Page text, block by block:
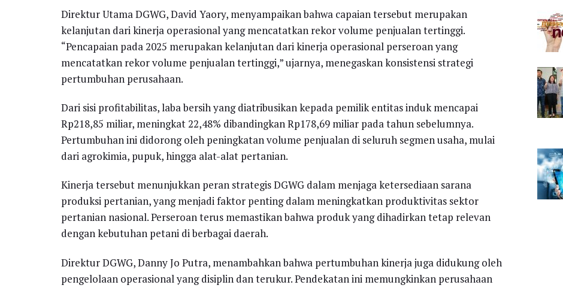
Direktur Utama DGWG, David Yaory, menyampaikan bahwa capaian tersebut merupakan
kelanjutan dari kinerja operasional yang mencatatkan rekor volume penjualan tertinggi.
“Pencapaian pada 2025 merupakan kelanjutan dari kinerja operasional perseroan yang
mencatatkan rekor volume penjualan tertinggi,” ujarnya, menegaskan konsistensi strategi
pertumbuhan perusahaan.
Dari sisi profitabilitas, laba bersih yang diatribusikan kepada pemilik entitas induk mencapai
Rp218,85 miliar, meningkat 22,48% dibandingkan Rp178,69 miliar pada tahun sebelumnya.
Pertumbuhan ini didorong oleh peningkatan volume penjualan di seluruh segmen usaha, mulai
dari agrokimia, pupuk, hingga alat-alat pertanian.
Kinerja tersebut menunjukkan peran strategis DGWG dalam menjaga ketersediaan sarana
produksi pertanian, yang menjadi faktor penting dalam meningkatkan produktivitas sektor
pertanian nasional. Perseroan terus memastikan bahwa produk yang dihadirkan tetap relevan
dengan kebutuhan petani di berbagai daerah.
Direktur DGWG, Danny Jo Putra, menambahkan bahwa pertumbuhan kinerja juga didukung oleh
pengelolaan operasional yang disiplin dan terukur. Pendekatan ini memungkinkan perusahaan